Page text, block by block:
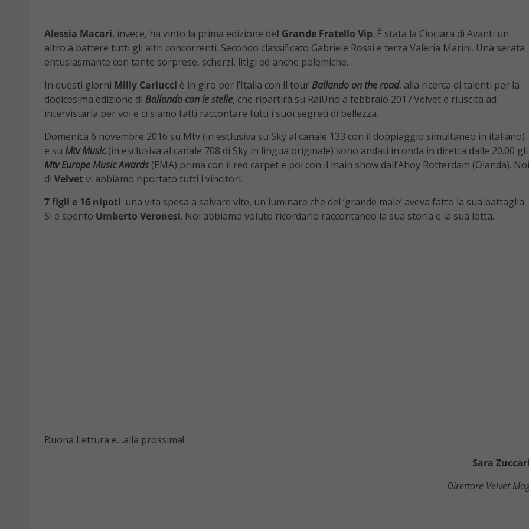
Alessia Macari, invece, ha vinto la prima edizione del Grande Fratello Vip. È stata la Ciociara di Avanti un
altro a battere tutti gli altri concorrenti. Secondo classificato Gabriele Rossi e terza Valeria Marini. Una serata
entusiasmante con tante sorprese, scherzi, litigi ed anche polemiche.
In questi giorni Milly Carlucci è in giro per l’Italia con il tour Ballando on the road, alla ricerca di talenti per la
dodicesima edizione di Ballando con le stelle, che ripartirà su RaiUno a febbraio 2017.Velvet è riuscita ad
intervistarla per voi e ci siamo fatti raccontare tutti i suoi segreti di bellezza.
Domenica 6 novembre 2016 su Mtv (in esclusiva su Sky al canale 133 con il doppiaggio simultaneo in italiano)
e su Mtv Music(in esclusiva al canale 708 di Sky in lingua originale) sono andati in onda in diretta dalle 20.00 gli
Mtv Europe Music Awards (EMA) prima con il red carpet e poi con il main show dall’Ahoy Rotterdam (Olanda). Noi
di Velvetvi abbiamo riportato tutti i vincitori.
7 figli e 16 nipoti: una vita spesa a salvare vite, un luminare che del ‘grande male’ aveva fatto la sua battaglia.
Si è spento Umberto Veronesi. Noi abbiamo voluto ricordarlo raccontando la sua storia e la sua lotta.
Buona Lettura e…alla prossima!
Sara
Direttore Velvet